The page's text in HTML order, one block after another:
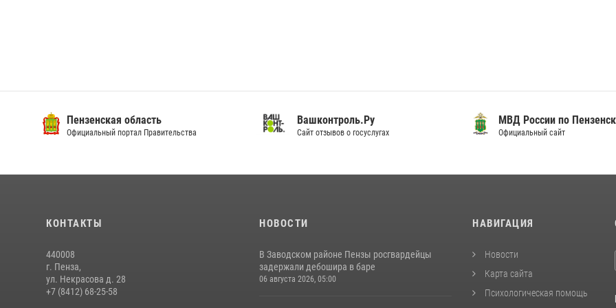
Пензенская область
Официальный портал Правительства
Вашконтроль.Ру
Сайт отзывов о госуслугах
МВД России по
Официальный сайт
КОНТАКТЫ
440008
г. Пенза,
ул. Некрасова д. 28
+7 (8412) 68-25-58
НОВОСТИ
В Заводском районе Пензы росгвардейцы
задержали дебошира в баре
06 августа 2026, 05:00
НАВИГАЦИЯ
Новости
Карта сайта
Психологическая помощь